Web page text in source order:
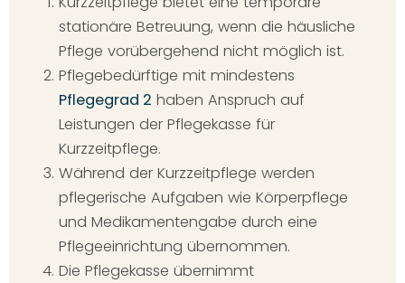
stationäre Betreuung, wenn die häusliche
Pflege vorübergehend nicht möglich ist.
Pflegebedürftige mit mindestens
Pflegegrad 2 haben Anspruch auf
Leistungen der Pflegekasse für
Kurzzeitpflege.
Während der Kurzzeitpflege werden
pflegerische Aufgaben wie Körperpflege
und Medikamentengabe durch eine
Pflegeeinrichtung übernommen.
Die Pflegekasse übernimmt